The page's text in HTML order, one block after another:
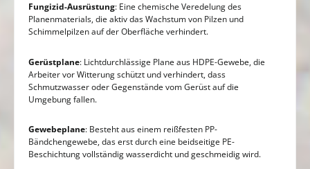
Fungizid-Ausrüstung: Eine chemische Veredelung des
Planenmaterials, die aktiv das Wachstum von Pilzen und
Schimmelpilzen auf der Oberfläche verhindert.
Gerüstplane: Lichtdurchlässige Plane aus HDPE-Gewebe, die
Arbeiter vor Witterung schützt und verhindert, dass
Schmutzwasser oder Gegenstände vom Gerüst auf die
Umgebung fallen.
Gewebeplane: Besteht aus einem reißfesten PP-
Bändchengewebe, das erst durch eine beidseitige PE-
Beschichtung vollständig wasserdicht und geschmeidig wird.